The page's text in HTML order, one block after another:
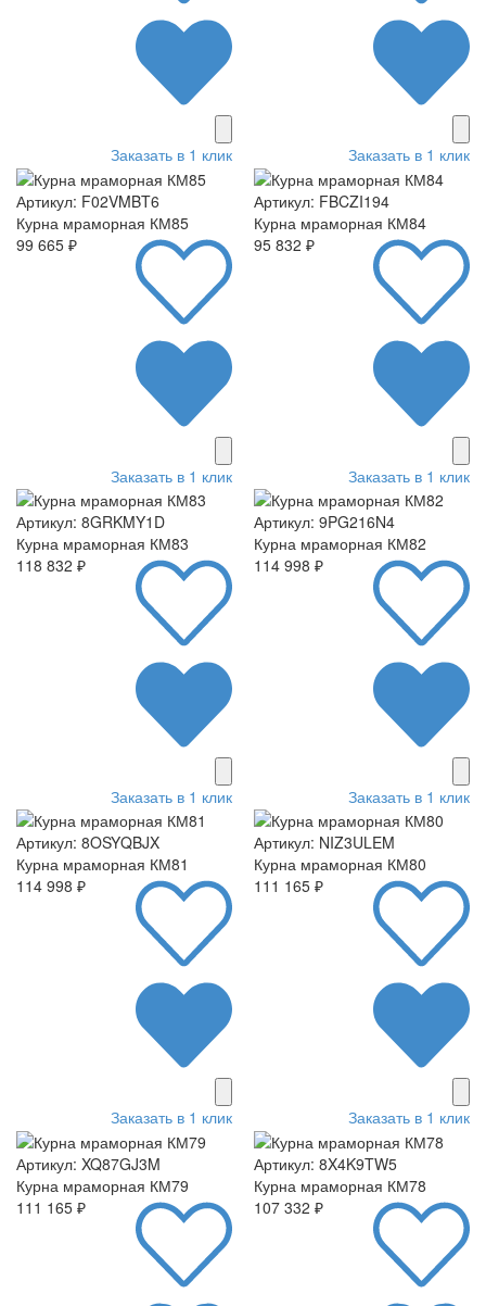
Заказать в 1 клик Заказать в 1 клик
Артикул: F02VMBT6
Курна мраморная КМ85
99 665 ₽
Заказать в 1 клик
Артикул: FBCZI194
Курна мраморная КМ84
95 832 ₽
Заказать в 1 клик
Артикул: 8GRKMY1D
Курна мраморная КМ83
118 832 ₽
Заказать в 1 клик
Артикул: 9PG216N4
Курна мраморная КМ82
114 998 ₽
Заказать в 1 клик
Артикул: 8OSYQBJX
Курна мраморная КМ81
114 998 ₽
Заказать в 1 клик
Артикул: NIZ3ULEM
Курна мраморная КМ80
111 165 ₽
Заказать в 1 клик
Артикул: XQ87GJ3M
Курна мраморная КМ79
111 165 ₽
Артикул: 8X4K9TW5
Курна мраморная КМ78
107 332 ₽